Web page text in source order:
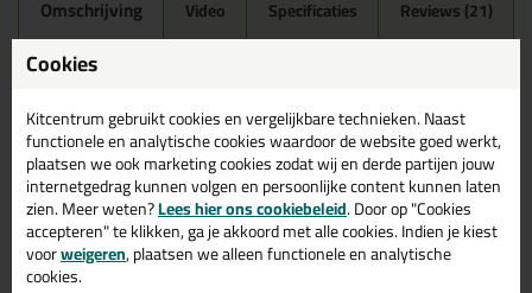
Omschrijving Video Specificaties Reviews (21)
Ottoseal S100 300ml in
Oudwit C51
Zoek je kit in een specifieke kleur? Gevonden! Deze sanitairkit
Ottoseal S100 300ml in de kleur Oudwit C51 is te gebruiken voor
verschillende toepassingen. Een duurzame en veelzijdige kit
welke makkelijk te verwerken is. Perfect als je een bijpassende
kleur zoekt met gegarandeerd een topresultaat. Bestel de
Ottoseal S100 300ml in kleur Oudwit C51 vandaag nog! Op
voorraad en op werkdagen besteld = morgen in huis.
Cookies
Kitcentrum gebruikt cookies en vergelijkbare technieken. Naast
functionele en analytische cookies waardoor de website goed werkt,
plaatsen we ook marketing cookies zodat wij en derde partijen jouw
internetgedrag kunnen volgen en persoonlijke content kunnen laten
zien. Meer weten?Lees hier ons cookiebeleid. Door op "Cookies
accepteren" te klikken, ga je akkoord met alle cookies. Indien je kiest
voorweigeren, plaatsen we alleen functionele en analytische
cookies.